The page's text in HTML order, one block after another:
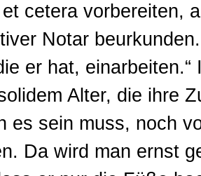
cetera vorbereiten,
Notar
er hat,
Alter, die ihre
es sein muss, noch
Da wird man ernst